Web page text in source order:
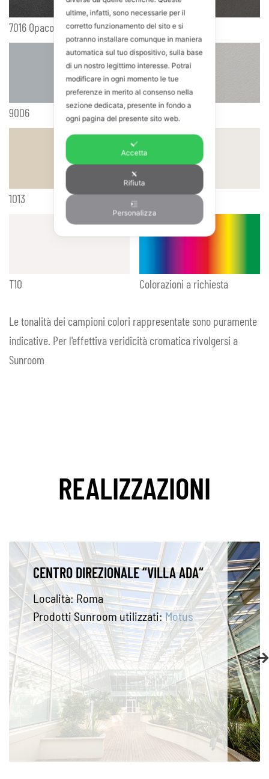
7016 Opaco 9007
9006 7035
1013 9016
T10 Colorazioni a richiesta
Le tonalità dei campioni colori rappresentate sono puramente
indicative. Per l'effettiva veridicità cromatica rivolgersi a
Sunroom
REALIZZAZIONI
VILLA UNIFAMILIARE
Località:Roma
Prodotti Sunroom utilizzati:S.70/S.70 TT ,
Motus
ultime, infatti, sono necessarie per il
corretto funzionamento del sito e si
potranno installare comunque in maniera
automatica sul tuo dispositivo, sulla base
di un nostro legittimo interesse. Potrai
modificare in ogni momento le tue
preferenze in merito al consenso nella
sezione dedicata, presente in fondo a
ogni pagina del presente sito web.
Accetta
Rifiuta
Personalizza